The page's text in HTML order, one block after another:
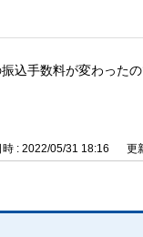
込手数料が変わったの
時 : 2022/05/31 18:16 更